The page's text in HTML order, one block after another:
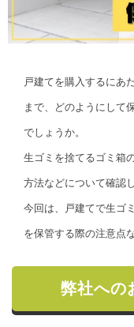
戸建てを購入するにあ
まで、どのようにして
でしょうか。
生ゴミを捨てるゴミ箱
方法などについて確認
今回は、戸建てで生ゴ
を保管する際の注意点
弊社への